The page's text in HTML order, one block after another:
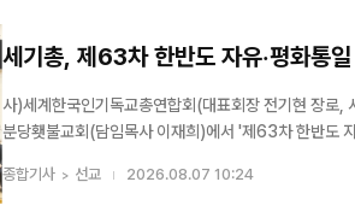
세기총, 제63차 한반도 자유·평화통
사)세계한국인기독교총연합회(대표회장 전기현 장로,
분당횃불교회(담임목사 이재희)에서 '제63차 한반도 자유·평화통
원회가 주관하고 성남시기독교총연합회가 협력한 이날
세계 평화를 위해 함께 기도했...
종합기사 선교 2026.08.07 10:24